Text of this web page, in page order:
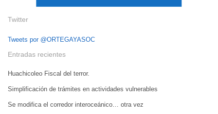
Twitter
Tweets por @ORTEGAYASOC
Entradas recientes
Huachicoleo Fiscal del terror.
Simplificación de trámites en actividades vulnerables
Se modifica el corredor interoceánico… otra vez